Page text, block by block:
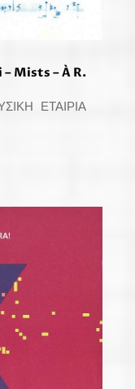
Mists – À R.
ΕΤΑΙΡΙΑ